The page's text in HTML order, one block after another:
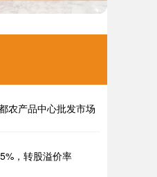
农产品中心批发市场
，转股溢价率